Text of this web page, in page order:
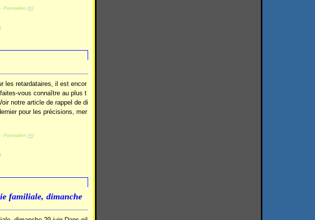
- Permalien [#]
les retardataires, il est encor
vous connaître au plus t
notre article de rappel de di
pour les précisions, mer
- Permalien [#]
familiale, dimanche